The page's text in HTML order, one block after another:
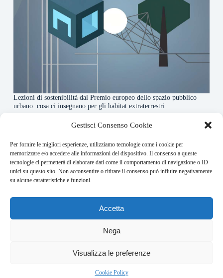
Gestisci Consenso Cookie
Per fornire le migliori esperienze, utilizziamo tecnologie come i cookie per
memorizzare e/o accedere alle informazioni del dispositivo. Il consenso a queste
tecnologie ci permetterà di elaborare dati come il comportamento di navigazione o ID
unici su questo sito. Non acconsentire o ritirare il consenso può influire negativamente
su alcune caratteristiche e funzioni.
Accetta
Nega
Visualizza le preferenze
Cookie Policy
Lezioni di sostenibilità dal Premio europeo dello spazio pubblico
urbano: cosa ci insegnano per gli habitat extraterrestri
About this website
Orbitare ogni giorno trova per te le notizie più rilevanti in
ambito space economy.
Address:
VIA USODIMARE 3 - 37138 - VERONA (VR)
redazione@bullet-network.com
bullet-network.com
Bullet - Dynamic Solutions Srl P.IVA 02954300238 – REA